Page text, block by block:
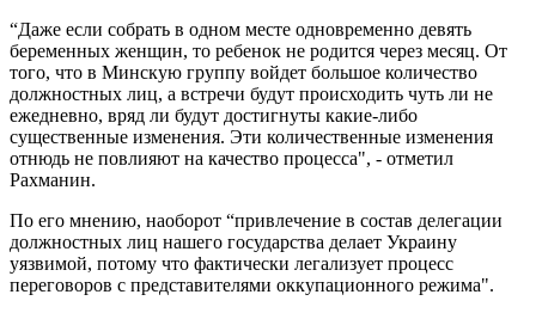
“Даже если собрать в одном месте одновременно девять
беременных женщин, то ребенок не родится через месяц. От
того, что в Минскую группу войдет большое количество
должностных лиц, а встречи будут происходить чуть ли не
ежедневно, вряд ли будут достигнуты какие-либо
существенные изменения. Эти количественные изменения
отнюдь не повлияют на качество процесса", - отметил
Рахманин.
По его мнению, наоборот “привлечение в состав делегации
должностных лиц нашего государства делает Украину
уязвимой, потому что фактически легализует процесс
переговоров с представителями оккупационного режима".